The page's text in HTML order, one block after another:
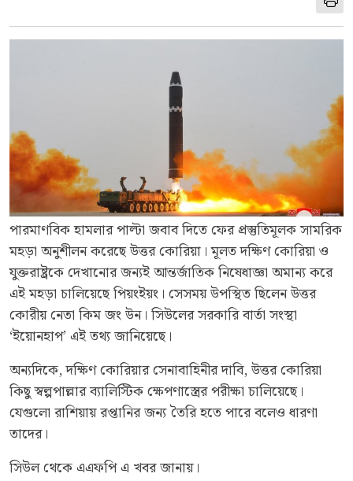
পারমাণবিক হামলার পাল্টা জবাব দিতে ফের প্রস্তুতিমূলক সামরিক
মহড়া অনুশীলন করেছে উত্তর কোরিয়া। মূলত দক্ষিণ কোরিয়া ও
যুক্তরাষ্ট্রকে দেখানোর জন্যই আন্তর্জাতিক নিষেধাজ্ঞা অমান্য করে
এই মহড়া চালিয়েছে পিয়ংইয়ং। সেসময় উপস্থিত ছিলেন উত্তর
কোরীয় নেতা কিম জং উন। সিউলের সরকারি বার্তা সংস্থা
‘ইয়োনহাপ’ এই তথ্য জানিয়েছে।
অন্যদিকে, দক্ষিণ কোরিয়ার সেনাবাহিনীর দাবি, উত্তর কোরিয়া
কিছু স্বল্পপাল্লার ব্যালিস্টিক ক্ষেপণাস্ত্রের পরীক্ষা চালিয়েছে।
যেগুলো রাশিয়ায় রপ্তানির জন্য তৈরি হতে পারে বলেও ধারণা
তাদের।
সিউল থেকে এএফপি এ খবর জানায়।